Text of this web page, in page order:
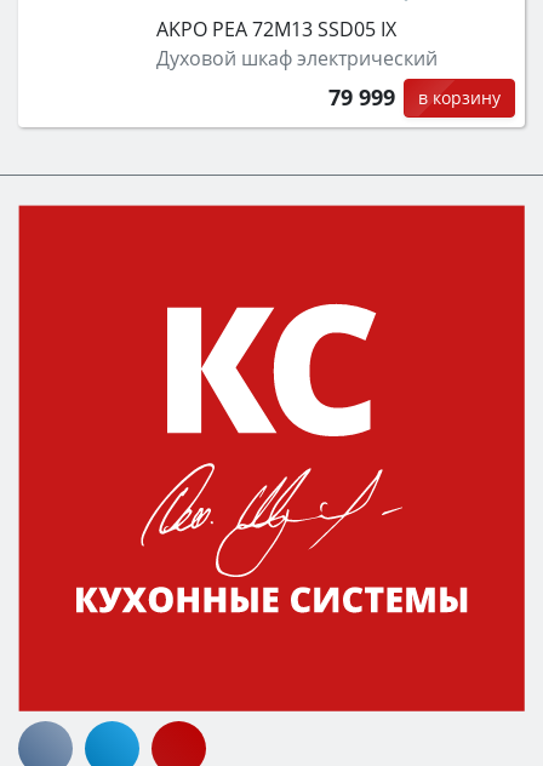
AKPO PEA 72M13 SSD05 IX
Духовой шкаф электрический
79 999 в корзину